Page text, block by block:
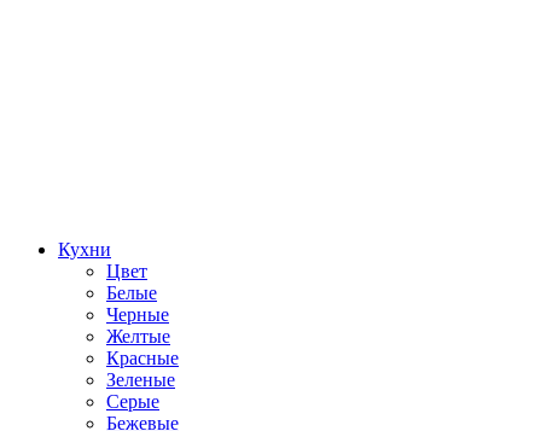
Кухни
Цвет
Белые
Черные
Желтые
Красные
Зеленые
Серые
Бежевые